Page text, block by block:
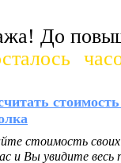
До
стоимость
и Вы увидите весь